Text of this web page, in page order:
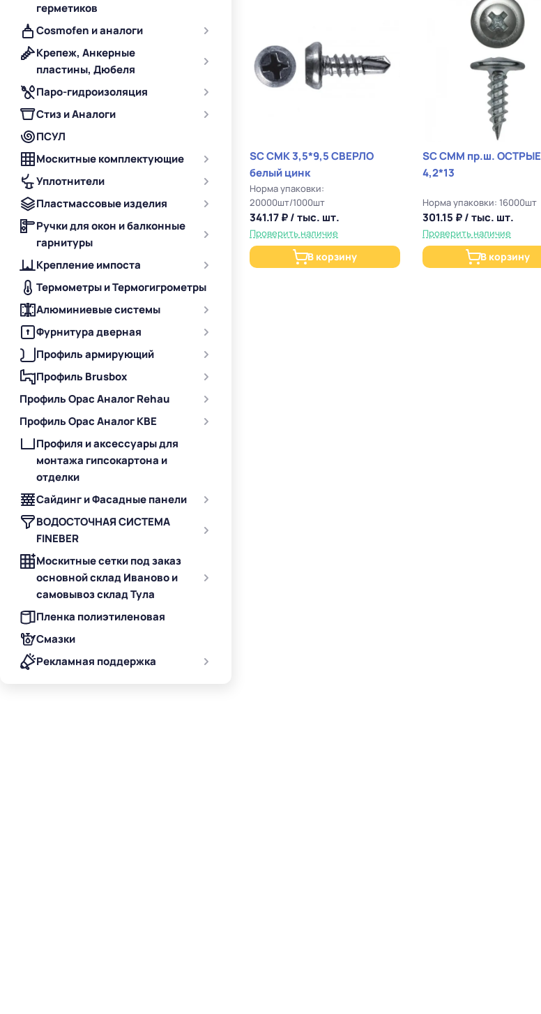
герметиков
Cosmofen и аналоги
Крепеж, Анкерные
пластины, Дюбеля
Паро-гидроизоляция
Стиз и Аналоги
ПСУЛ
Москитные комплектующие
Уплотнители
Пластмассовые изделия
Ручки для окон и балконные
гарнитуры
Крепление импоста
Термометры и Термогигрометры
Алюминиевые системы
Фурнитура дверная
Профиль армирующий
Профиль Brusbox
Профиль Орас Аналог Rehau
Профиль Орас Аналог KBE
Профиля и аксессуары для
монтажа гипсокартона и
отделки
Сайдинг и Фасадные панели
ВОДОСТОЧНАЯ СИСТЕМА
FINEBER
Москитные сетки под заказ
основной склад Иваново и
самовывоз склад Тула
Пленка полиэтиленовая
Смазки
Рекламная поддержка
SC СМК 3,5*9,5 СВЕРЛО
белый цинк
Норма упаковки:
20000шт/1000шт
341.17 ₽ / тыс. шт.
Проверить наличие
В корзину
SC СММ пр.ш. ОСТРЫЕ
4,2*13
Норма упаковки: 16000шт
301.15 ₽ / тыс. шт.
Проверить наличие
В корзину